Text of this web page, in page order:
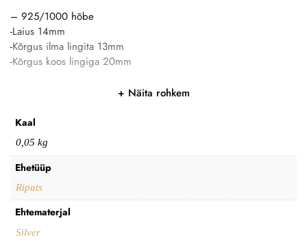
– 925/1000 hõbe
-Laius 14mm
-Kõrgus ilma lingita 13mm
-Kõrgus koos lingiga 20mm
Näita rohkem
Kaal
0,05 kg
Ehetüüp
Ripats
Ehtematerjal
Silver